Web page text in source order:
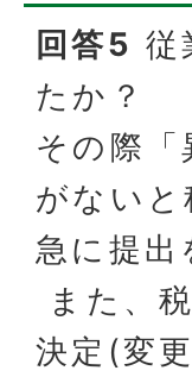
回答5 従
たか？
その際
がない
急に提
また、
決定(変